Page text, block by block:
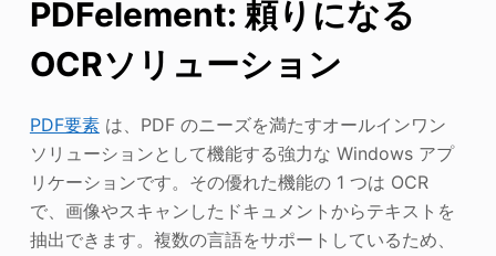
PDFelement: 頼りになる
OCRソリューション
PDF要素は、PDF のニーズを満たすオールインワン
ソリューションとして機能する強力な Windows アプ
リケーションです。その優れた機能の 1 つは OCR
で、画像やスキャンしたドキュメントからテキストを
抽出できます。複数の言語をサポートしているため、